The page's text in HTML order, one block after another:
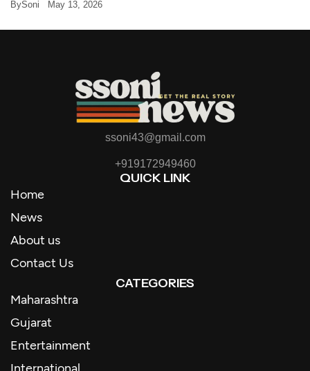
BySoni May 13, 2026
ssoni43@gmail.com
+919172949460
QUICK LINK
Home
News
About us
Contact Us
CATEGORIES
Maharashtra
Gujarat
Entertainment